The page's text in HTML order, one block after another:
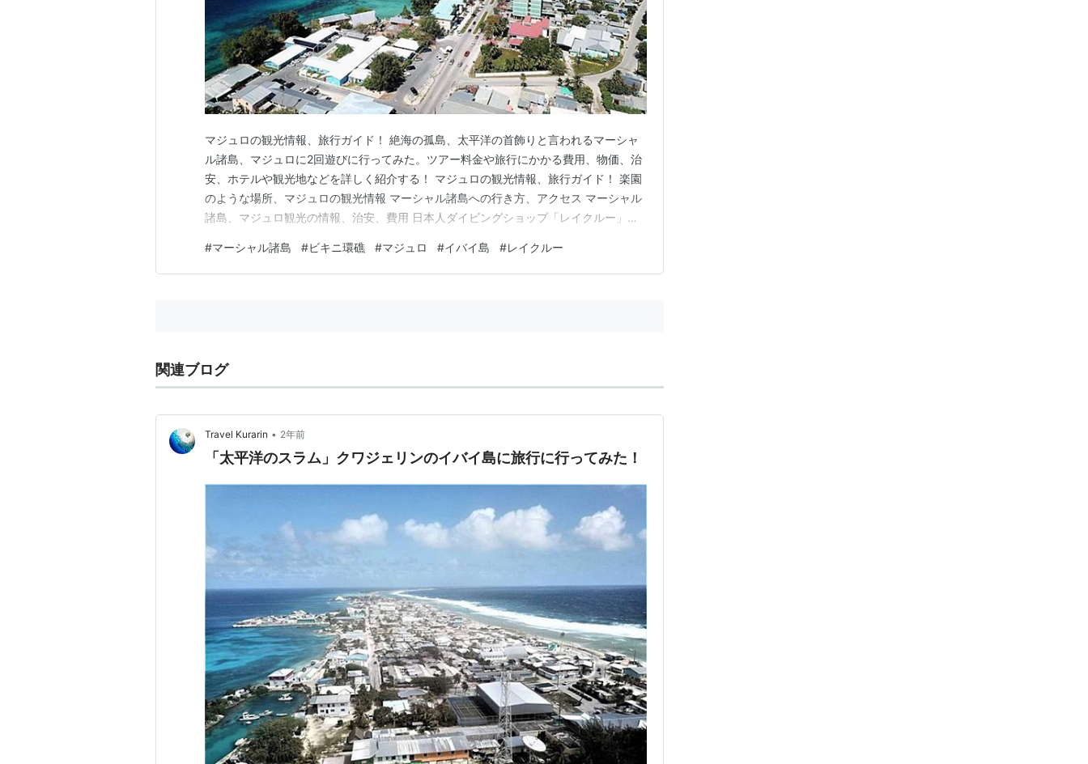
マジュロの観光情報、旅行ガイド！ 絶海の孤島、太平洋の首飾りと言われるマーシャ
ル諸島、マジュロに2回遊びに行ってみた。ツアー料金や旅行にかかる費用、物価、治
安、ホテルや観光地などを詳しく紹介する！ マジュロの観光情報、旅行ガイド！ 楽園
のような場所、マジュロの観光情報 マーシャル諸島への行き方、アクセス マーシャル
諸島、マジュロ観光の情報、治安、費用 日本人ダイビングショップ「レイクルー」の
の市街、街の様子、観光地 マジュロのホテル マーシャルアイランドリゾート（MIR) ロ
バートレイマーズ マジュロの観光情報（…
#マーシャル諸島 #ビキニ環礁 #マジュロ #イバイ島 #レイクルー
関連ブログ
Travel Kurarin • 2年前
「太平洋のスラム」クワジェリンのイバイ島に旅行に行ってみた！